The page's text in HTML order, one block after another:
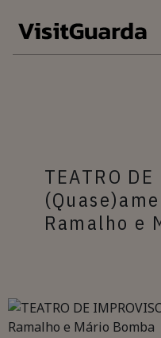
TEATRO
Ramalho e